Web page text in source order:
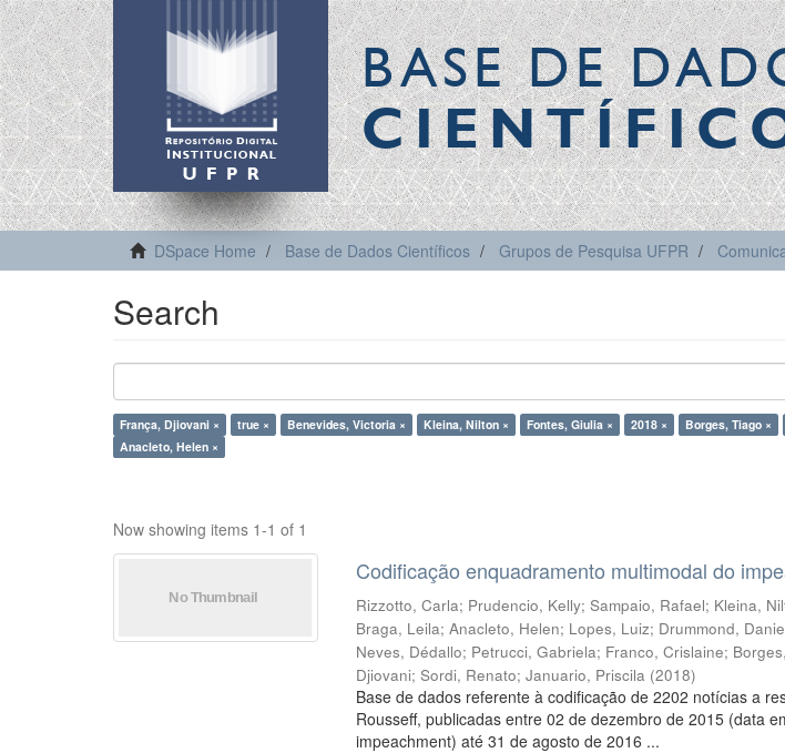
BASE DE
DSpace Home Base de Dados Científicos Grupos de Pesquisa UFPR
Search
França, Djiovani × true × Benevides, Victoria × Kleina, Nilton × Fontes, Giulia × 2018 × Borges, Tiago ×
Anacleto, Helen ×
Now showing items 1-1 of 1
Codificação enquadramento multimodal do
Rizzotto, Carla; Prudencio, Kelly;Sampaio, Rafael; Kleina,
Braga, Leila;Anacleto, Helen; Lopes, Luiz; Drummond,
Neves, Dédallo; Petrucci, Gabriela; Franco, Crislaine;
Djiovani;Sordi, Renato;Januario, Priscila (2018)
Base de dados referente à codificação de 2202 notícias a
Rousseff, publicadas entre 02 de dezembro de 2015 (data
impeachment) até 31 de agosto de 2016 ...